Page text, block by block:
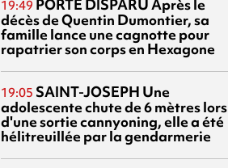
19:49 PORTÉ DISPARUAprès le
décès de Quentin Dumontier, sa
famille lance une cagnotte pour
rapatrier son corps en Hexagone
19:05 SAINT-JOSEPH Une
adolescente chute de 6 mètres lors
d'une sortie cannyoning, elle a été
hélitreuillée par la gendarmerie